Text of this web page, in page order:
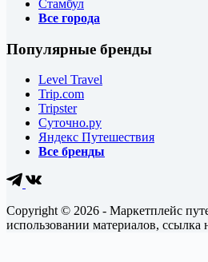
Стамбул
Все города
Популярные бренды
Level Travel
Trip.com
Tripster
Суточно.ру
Яндекс Путешествия
Все бренды
Copyright © 2026 - Маркетплейс
использовании материалов, ссылка